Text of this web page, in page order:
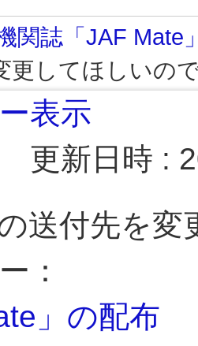
関誌「JAF Mate
更してほしいの
表示
更新日時 :
送付先を
：
」の配布